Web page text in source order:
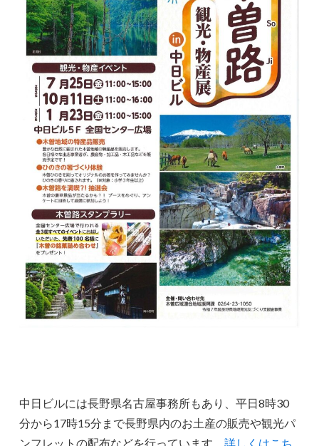
中日ビルには長野県名古屋事務所もあり、平日8時30
分から17時15分まで長野県内のお土産の販売や観光パ
ンフレットの配布などを行っています。詳しくはこち